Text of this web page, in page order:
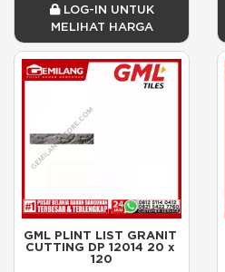
LOG-IN UNTUK
MELIHAT HARGA
GML PLINT LIST GRANIT
CUTTING DP 12014 20 x
120